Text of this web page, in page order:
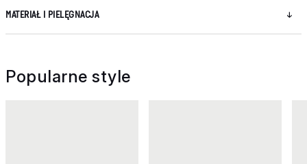
MATERIAŁ I PIELĘGNACJA
Popularne style